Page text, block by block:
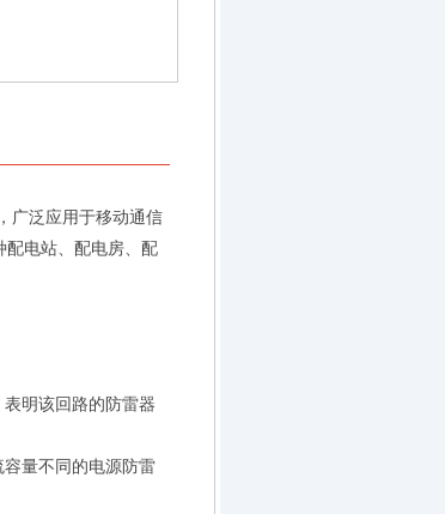
广泛应用于移动通信
配电站、配电房、配
明该回路的防雷器
量不同的电源防雷